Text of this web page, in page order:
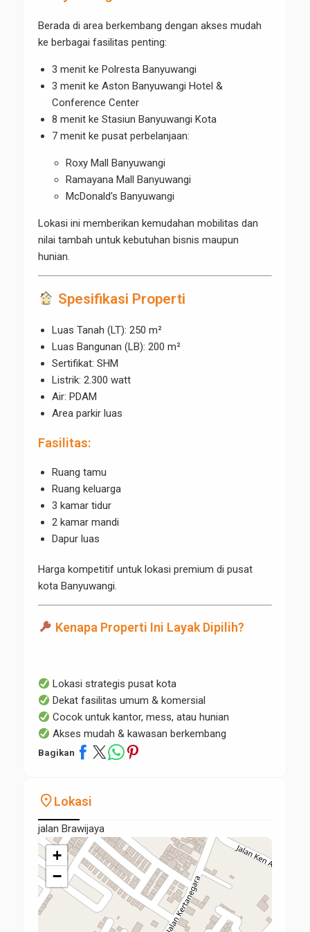
Berada di area berkembang dengan akses mudah
ke berbagai fasilitas penting:
3 menit ke Polresta Banyuwangi
3 menit ke Aston Banyuwangi Hotel &
Conference Center
8 menit ke Stasiun Banyuwangi Kota
7 menit ke pusat perbelanjaan:
Roxy Mall Banyuwangi
Ramayana Mall Banyuwangi
McDonald's Banyuwangi
Lokasi ini memberikan kemudahan mobilitas dan
nilai tambah untuk kebutuhan bisnis maupun
hunian.
Spesifikasi Properti
Luas Tanah (LT): 250 m²
Luas Bangunan (LB): 200 m²
Sertifikat: SHM
Listrik: 2.300 watt
Air: PDAM
Area parkir luas
Fasilitas:
Ruang tamu
Ruang keluarga
3 kamar tidur
2 kamar mandi
Dapur luas
Harga kompetitif untuk lokasi premium di pusat
kota Banyuwangi.
Kenapa Properti Ini Layak Dipilih?
Lokasi strategis pusat kota
Dekat fasilitas umum & komersial
Cocok untuk kantor, mess, atau hunian
Akses mudah & kawasan berkembang
Bagikan
placeLokasi
jalan Brawijaya
+
−